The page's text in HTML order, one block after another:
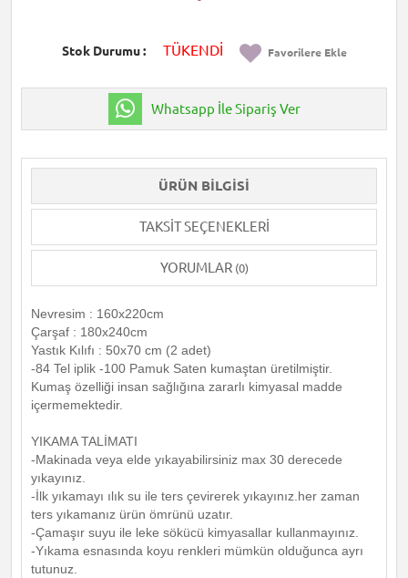
Stok Durumu TÜKENDİ Favorilere Ekle
Whatsapp İle Sipariş Ver
ÜRÜN BILGISI
TAKSIT SEÇENEKLERI
YORUMLAR (0)
Nevresim : 160x220cm
Çarşaf : 180x240cm
Yastık Kılıfı : 50x70 cm (2 adet)
-84 Tel iplik -100 Pamuk Saten kumaştan üretilmiştir.
Kumaş özelliği insan sağlığına zararlı kimyasal madde
içermemektedir.
YIKAMA TALİMATI
-Makinada veya elde yıkayabilirsiniz max 30 derecede
yıkayınız.
-İlk yıkamayı ılık su ile ters çevirerek yıkayınız.her zaman
ters yıkamanız ürün ömrünü uzatır.
-Çamaşır suyu ile leke sökücü kimyasallar kullanmayınız.
-Yıkama esnasında koyu renkleri mümkün olduğunca ayrı
tutunuz.